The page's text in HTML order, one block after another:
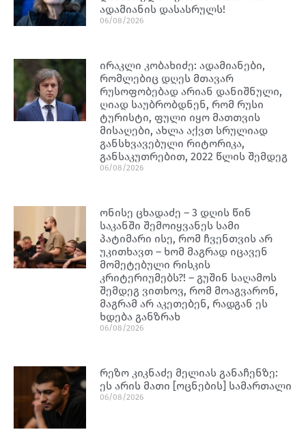
ადამიანის დასასრულს!
06/08/2026
ირაკლი კობახიძე: ადამიანები,
რომლებიც დღეს მთავარ
რუსოფობებად არიან დანიშნული,
ღიად საუბრობდნენ, რომ რუსი
ტურისტი, ფული იყო მათთვის
მისაღები, ახლა აქვთ სრულიად
განსხვავებული რიტორიკა,
განსაკუთრებით, 2022 წლის შემდეგ
06/08/2026
ონისე ცხადაძე – 3 დღის წინ
საკანში შემოიყვანეს სამი
პატიმარი ისე, რომ ჩვენთვის არ
უკითხავთ – ხომ მაგრად იცავენ
მომეტებული რისკის
კრიტერიუმებს?! – გუშინ საღამოს
შემდეგ ვითხოვ, რომ მოაგვარონ,
მაგრამ არ აკეთებენ, რადგან ეს
ხდება განზრახ
06/08/2026
რეზო კიკნაძე მელიას განაჩენზე:
ეს არის მათი [ოცნების] სამართალი
06/08/2026